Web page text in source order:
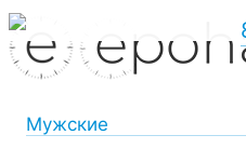
Мужские